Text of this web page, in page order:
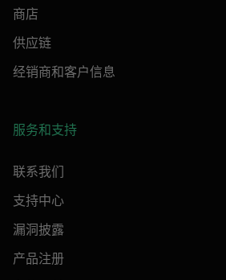
商店
供应链
经销商和客户信息
服务和支持
联系我们
支持中心
漏洞披露
产品注册